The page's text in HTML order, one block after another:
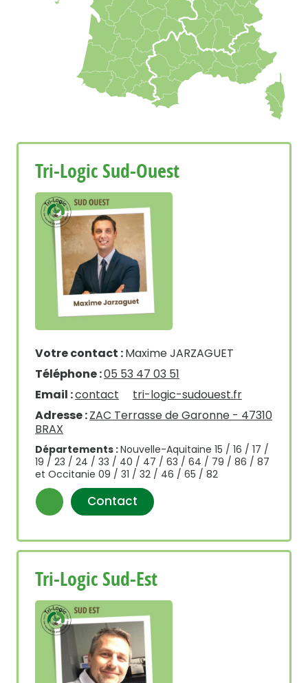
Tri-Logic Sud-Ouest
Votre contact :Maxime JARZAGUET
Téléphone :05 53 47 03 51
Email :contact
tri-logic-sudouest.fr
Adresse :ZAC Terrasse de Garonne - 47310
BRAX
Départements :Nouvelle-Aquitaine 15 / 16 / 17 /
19 / 23 / 24 / 33 / 40 / 47 / 63 / 64 / 79 / 86 / 87
et Occitanie 09 / 31 / 32 / 46 / 65 / 82
Contact
Tri-Logic Sud-Est